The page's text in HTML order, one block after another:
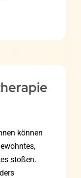
können
stoßen.